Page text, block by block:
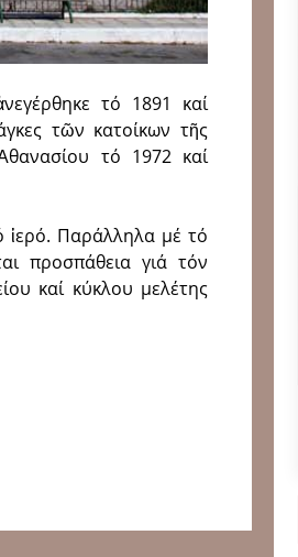
τό 1891 καί
τῶν κατοίκων τῆς
τό 1972 καί
ἱερό. Παράλληλα μέ τό
προσπάθεια γιά τόν
καί κύκλου μελέτης